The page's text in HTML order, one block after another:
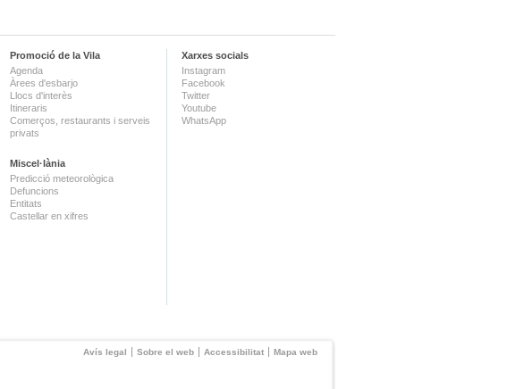
Promoció de la Vila
Agenda
Àrees d'esbarjo
Llocs d'interès
Itineraris
Comerços, restaurants i serveis
privats
Miscel·lània
Predicció meteorològica
Defuncions
Entitats
Castellar en xifres
Xarxes socials
Instagram
Facebook
Twitter
Youtube
WhatsApp
Avís legal Sobre el web Accessibilitat Mapa web